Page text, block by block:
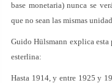
base monetaria) nunca se
que no sean las mismas
Guido Hülsmann explica
esterlina:
Hasta 1914, y entre 1925 y